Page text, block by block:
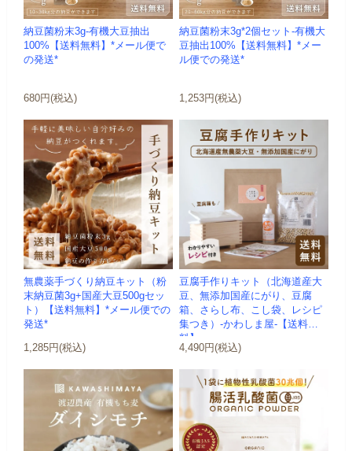
納豆菌粉末3g-有機大豆抽出
100%【送料無料】*メール便で
の発送*
680円(税込)
納豆菌粉末3g*2個セット-有機大
豆抽出100%【送料無料】*メー
ル便での発送*
1,253円(税込)
無農薬手づくり納豆キット（粉
末納豆菌3g+国産大豆500gセッ
ト）【送料無料】*メール便での
発送*
1,285円(税込)
豆腐手作りキット（北海道産大
豆、無添加国産にがり、豆腐
箱、さらし布、こし袋、レシピ
集つき）-かわしま屋-【送料無
料】
4,490円(税込)